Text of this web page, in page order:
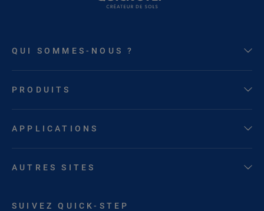
QUI SOMMES-NOUS ?
PRODUITS
APPLICATIONS
AUTRES SITES
SUIVEZ QUICK-STEP